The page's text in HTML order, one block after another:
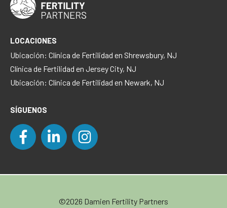
LOCACIONES
Ubicación: Clínica de Fertilidad en Shrewsbury, NJ
Clínica de Fertilidad en Jersey City, NJ
Ubicación: Clínica de Fertilidad en Newark, NJ
SÍGUENOS
©2026 Damien Fertility Partners